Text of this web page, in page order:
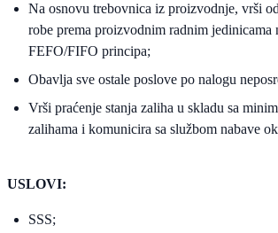
Na osnovu trebovnica iz proizvodnje, vrši
robe prema proizvodnim radnim jedinicama
FEFO/FIFO principa;
Obavlja sve ostale poslove po nalogu
Vrši praćenje stanja zaliha u skladu sa
zalihama i komunicira sa službom nabave
USLOVI:
SSS;